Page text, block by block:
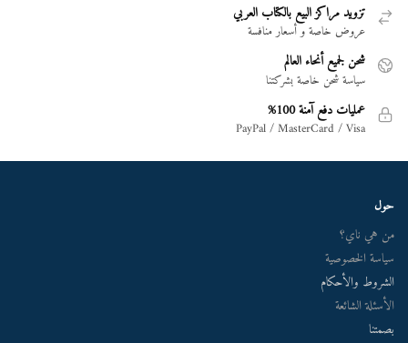
تزويد مراكز البيع بالكتاب العربي
عروض خاصة و أسعار منافسة
شحن لجميع أنحاء العالم
سياسة شحن خاصة بشركتنا
عمليات دفع آمنة 100%
PayPal / MasterCard / Visa
حول
من هي ناي؟
سياسة الخصوصية
الشروط والأحكام
الأسئلة الشائعة
بصمتنا